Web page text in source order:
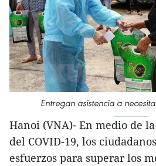
Entregan asistencia a
Hanoi (VNA)- En medio de
del COVID-19, los
esfuerzos para superar los